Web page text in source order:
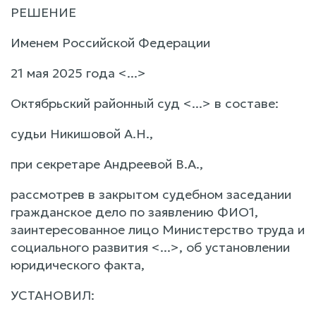
РЕШЕНИЕ
Именем Российской Федерации
21 мая 2025 года <...>
Октябрьский районный суд <...> в составе:
судьи Никишовой А.Н.,
при секретаре Андреевой В.А.,
рассмотрев в закрытом судебном заседании
гражданское дело по заявлению ФИО1,
заинтересованное лицо Министерство труда и
социального развития <...>, об установлении
юридического факта,
УСТАНОВИЛ: